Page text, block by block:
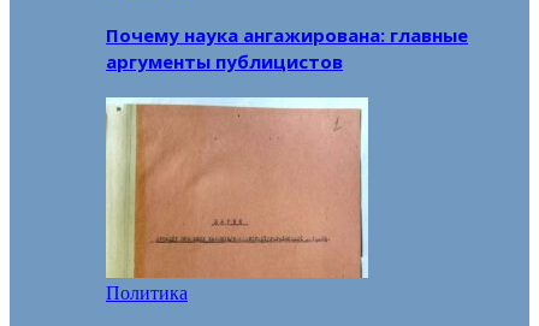
Почему наука ангажирована: главные
аргументы публицистов
Политика